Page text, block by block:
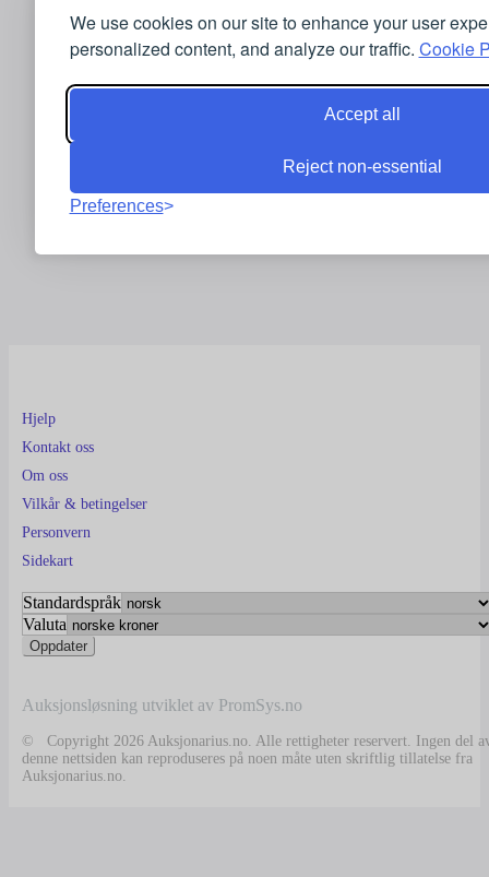
We use cookies on our site to enhance your user
personalized content, and analyze our traffic. Cookie
Accept all
Reject non-essential
Preferences
Hjelp
Kontakt oss
Om oss
Vilkår & betingelser
Personvern
Sidekart
Standardspråk
Valuta
Auksjonsløsning utviklet av PromSys.no
© Copyright 2026 Auksjonarius.no. Alle rettigheter reservert. Ingen del
denne nettsiden kan reproduseres på noen måte uten skriftlig tillatelse fra
Auksjonarius.no.